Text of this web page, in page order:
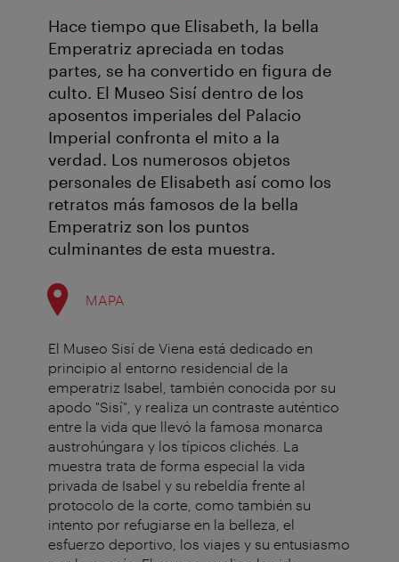
Hace tiempo que Elisabeth, la bella
Emperatriz apreciada en todas
partes, se ha convertido en figura de
culto. El Museo Sisí dentro de los
aposentos imperiales del Palacio
Imperial confronta el mito a la
verdad. Los numerosos objetos
personales de Elisabeth así como los
retratos más famosos de la bella
Emperatriz son los puntos
culminantes de esta muestra.
MAPA
El Museo Sisí de Viena está dedicado en
principio al entorno residencial de la
emperatriz Isabel, también conocida por su
apodo "Sisí", y realiza un contraste auténtico
entre la vida que llevó la famosa monarca
austrohúngara y los típicos clichés. La
muestra trata de forma especial la vida
privada de Isabel y su rebeldía frente al
protocolo de la corte, como también su
intento por refugiarse en la belleza, el
esfuerzo deportivo, los viajes y su entusiasmo